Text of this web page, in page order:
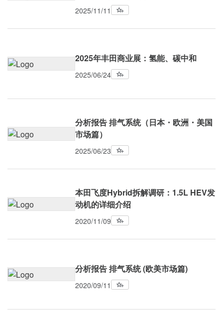
2025/11/11
2025年丰田商业展：氢能、碳中和
2025/06/24
分析报告 排气系统（日本・欧洲・美国
市场篇）
2025/06/23
本田飞度Hybrid拆解调研：1.5L HEV发
动机的详细介绍
2020/11/09
分析报告 排气系统 (欧美市场篇)
2020/09/11